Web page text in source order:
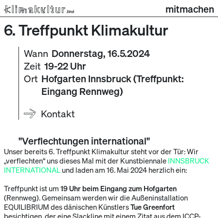
mitmachen
6. Treffpunkt Klimakultur
Wann Donnerstag, 16.5.2024
Zeit 19-22 Uhr
Ort Hofgarten Innsbruck (Treffpunkt:
Eingang Rennweg)
Kontakt
"Verflechtungen international"
Unser bereits 6. Treffpunkt Klimakultur steht vor der Tür: Wir
„verflechten“ uns dieses Mal mit der Kunstbiennale INNSBRUCK
INTERNATIONAL und laden am 16. Mai 2024 herzlich ein:
Treffpunkt ist um 19 Uhr beim Eingang zum Hofgarten
(Rennweg). Gemeinsam werden wir die Außeninstallation
EQUILIBRIUM des dänischen KünstlersTue Greenfort
besichtigen, der eine Slackline mit einem Zitat aus dem ICCP-